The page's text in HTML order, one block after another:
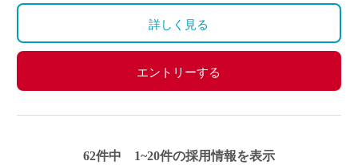
詳しく見る
エントリーする
62件中 1~20件の採用情報を表示